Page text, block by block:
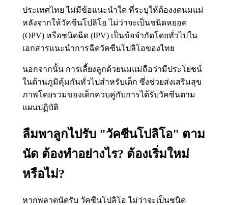
ประเทศไทย ไม่มีข้อแนะนำใด ที่ระบุให้ต้องงดนมแม่
หลังจากให้วัคซีนโปลิโอ ไม่ว่าจะเป็นชนิดหยอด
(OPV) หรือชนิดฉีด (IPV) เป็นข้อจำกัดโดยทั่วไปใน
เอกสารแนะนำการฉีดวัคซีนโปลิโอของไทย
นอกจากนั้น การเลี้ยงลูกด้วยนมแม่ถือว่ามีประโยชน์
ในด้านภูมิคุ้มกันทั่วไปสำหรับเด็ก ซึ่งช่วยส่งเสริมสุข
ภาพโดยรวมของเด็กควบคู่กับการได้รับวัคซีนตาม
แผนปฏิบัติ
ลืมพาลูกไปรับ "วัคซีนโปลิโอ" ตาม
นัด ต้องทำอย่างไร? ต้องเริ่มใหม่
หรือไม่?
หากพลาดนัดรับ วัคซีนโปลิโอ ไม่ว่าจะเป็นชนิด